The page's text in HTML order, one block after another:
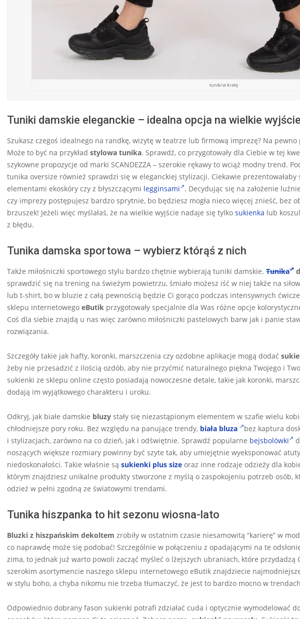
tuniki w kratę
Tuniki damskie eleganckie – idealna opcja na wielkie wyjście
Szukasz czegoś idealnego na randkę, wizytę w teatrze lub firmową imprezę? Na
Może to być na przykład stylowa tunika. Sprawdź, co przygotowały dla Ciebie w tej
szykowne propozycje od marki SCANDEZZA – szerokie rękawy to wciąż modny trend.
tunika oversize również sprawdzi się w eleganckiej stylizacji. Ciekawie prezentowałaby
elementami ekoskóry czy z błyszczącymi legginsami . Decydując się na założenie
czy imprezy postępujesz bardzo sprytnie, bo będziesz mogła nieco więcej znieść, bez
brzuszek! Jeżeli więc myślałaś, że na wielkie wyjście nadaje się tylko sukienka lub
z błędu.
Tunika damska sportowa – wybierz którąś z nich
Także miłośniczki sportowego stylu bardzo chętnie wybierają tuniki damskie. Tunika
sprawdzić się na trening na świeżym powietrzu, śmiało możesz iść w niej także na
lub t-shirt, bo w bluzie z całą pewnością będzie Ci gorąco podczas intensywnych
sklepu internetowego eButik przygotowały specjalnie dla Was różne opcje
Coś dla siebie znajdą u nas więc zarówno miłośniczki pastelowych barw jak i panie
rozwiązania.
Szczegóły takie jak hafty, koronki, marszczenia czy ozdobne aplikacje mogą dodać
żeby nie przesadzić z ilością ozdób, aby nie przyćmić naturalnego piękna Twojego i
sukienki ze sklepu online często posiadają nowoczesne detale, takie jak koronki,
dodają im wyjątkowego charakteru i uroku.
Odkryj, jak białe damskie bluzy stały się niezastąpionym elementem w szafie wielu
chłodniejsze pory roku. Bez względu na panujące trendy, biała bluza
bez kaptura
i stylizacjach, zarówno na co dzień, jak i odświętnie. Sprawdź popularne bejsbolówki
noszących większe rozmiary powinny być szyte tak, aby umiejętnie wyeksponować
niedoskonałości. Takie właśnie są sukienki plus size oraz inne rodzaje odzieży dla
którym znajdziesz unikalne produkty stworzone z myślą o zaspokojeniu potrzeb osób,
odzież w pełni zgodną ze światowymi trendami.
Tunika hiszpanka to hit sezonu wiosna-lato
Bluzki z hiszpańskim dekoltem zrobiły w ostatnim czasie niesamowitą “karierę” w
co naprawdę może się podobać! Szczególnie w połączeniu z opadającymi na te
zima, to jednak już warto powoli zacząć myśleć o lżejszych ubraniach, które przydadzą
szerokim asortymencie naszego sklepu internetowego eButik znajdziecie
w stylu boho, a chyba nikomu nie trzeba tłumaczyć, że jest to bardzo mocno w
Odpowiednio dobrany fason sukienki potrafi zdziałać cuda i optycznie wymodelować